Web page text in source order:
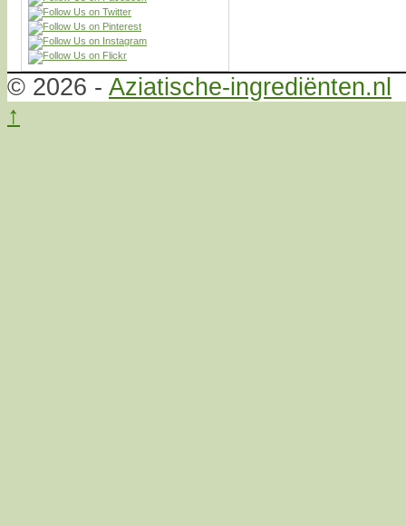
© 2026 - Aziatische-ingrediënten.nl
↑